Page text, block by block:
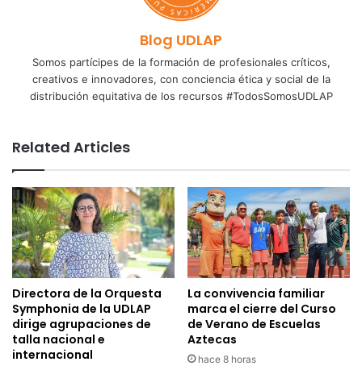
Blog UDLAP
Somos partícipes de la formación de profesionales críticos,
creativos e innovadores, con conciencia ética y social de la
distribución equitativa de los recursos #TodosSomosUDLAP
Related Articles
Directora de la Orquesta
Symphonia de la UDLAP
dirige agrupaciones de
talla nacional e
internacional
La convivencia familiar
marca el cierre del Curso
de Verano de Escuelas
Aztecas
hace 8 horas